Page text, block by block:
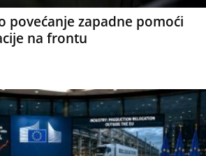
povećanje zapadne pomoći
na frontu